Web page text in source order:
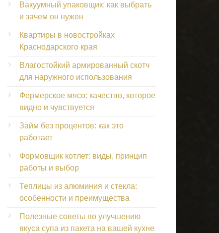
Вакуумный упаковщик: как выбрать
и зачем он нужен
Квартиры в новостройках
Краснодарского края
Влагостойкий армированный скотч
для наружного использования
Фермерское мясо: качество, которое
видно и чувствуется
Займ без процентов: как это
работает
Формовщик котлет: виды, принцип
работы и выбор
Теплицы из алюминия и стекла:
особенности и преимущества
Полезные советы по улучшению
вкуса супа из пакета на вашей кухне